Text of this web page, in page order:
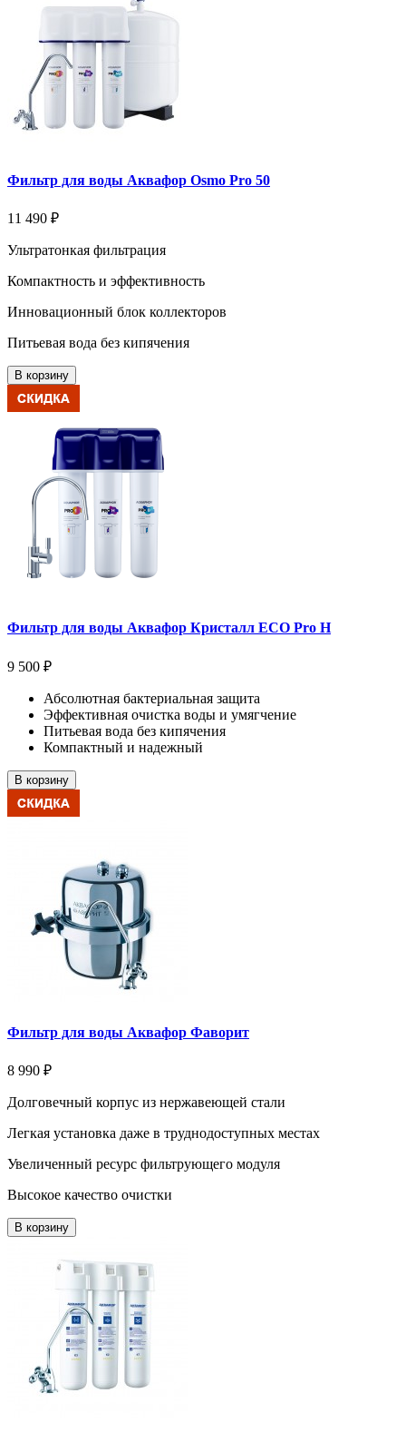
Фильтр для воды Аквафор Osmo Pro 50
11 490 ₽
Ультратонкая фильтрация
Компактность и эффективность
Инновационный блок коллекторов
Питьевая вода без кипячения
В корзину
Фильтр для воды Аквафор Кристалл ECO Pro H
9 500 ₽
Абсолютная бактериальная защита
Эффективная очистка воды и умягчение
Питьевая вода без кипячения
Компактный и надежный
В корзину
Фильтр для воды Аквафор Фаворит
8 990 ₽
Долговечный корпус из нержавеющей стали
Легкая установка даже в труднодоступных местах
Увеличенный ресурс фильтрующего модуля
Высокое качество очистки
В корзину